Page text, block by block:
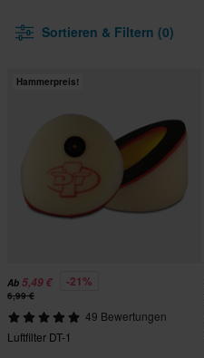
Sortieren & Filtern (0)
Hammerpreis!
Ab 5,49 € -21%
6,99 €
49 Bewertungen
Luftfilter DT-1